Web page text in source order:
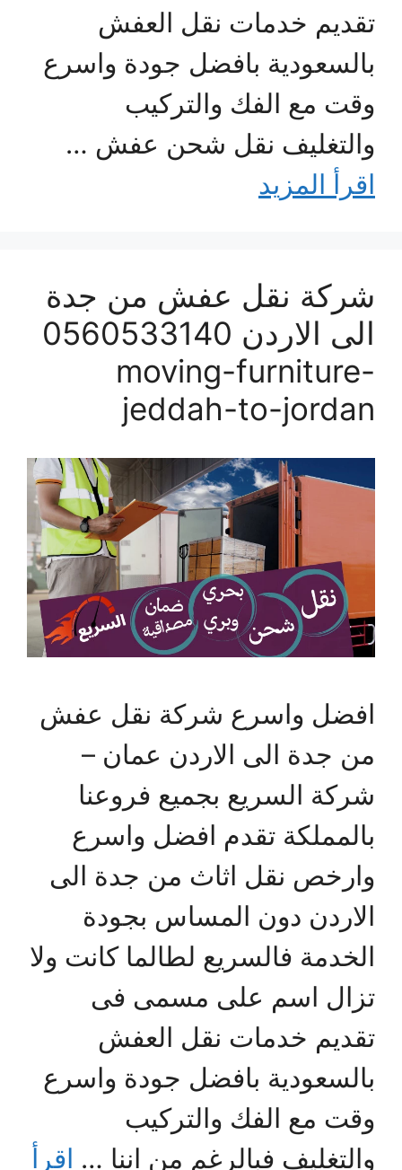
تقديم خدمات نقل العفش
بالسعودية بافضل جودة واسرع
وقت مع الفك والتركيب
والتغليف نقل شحن عفش …
اقرأ المزيد
شركة نقل عفش من جدة
الى الاردن 0560533140
moving-furniture-
jeddah-to-jordan
افضل واسرع شركة نقل عفش
من جدة الى الاردن عمان –
شركة السريع بجميع فروعنا
بالمملكة تقدم افضل واسرع
وارخص نقل اثاث من جدة الى
الاردن دون المساس بجودة
الخدمة فالسريع لطالما كانت ولا
تزال اسم على مسمى فى
تقديم خدمات نقل العفش
بالسعودية بافضل جودة واسرع
وقت مع الفك والتركيب
والتغليف فبالرغم من اننا … اقرأ